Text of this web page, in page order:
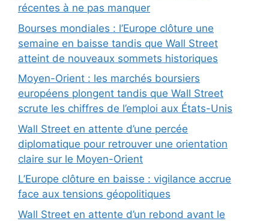
récentes à ne pas manquer
Bourses mondiales : l’Europe clôture une
semaine en baisse tandis que Wall Street
atteint de nouveaux sommets historiques
Moyen-Orient : les marchés boursiers
européens plongent tandis que Wall Street
scrute les chiffres de l’emploi aux États-Unis
Wall Street en attente d’une percée
diplomatique pour retrouver une orientation
claire sur le Moyen-Orient
L’Europe clôture en baisse : vigilance accrue
face aux tensions géopolitiques
Wall Street en attente d’un rebond avant le